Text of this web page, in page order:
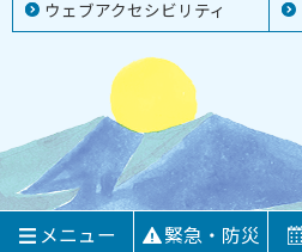
ウェブアクセシビリティ
メニュー 緊急・防災